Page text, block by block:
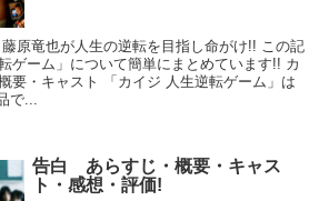
原竜也が人生の逆転を目指し命がけ!! この記
ゲーム」について簡単にまとめています!! カ
・キャスト 「カイジ 人生逆転ゲーム」は
で...
告白 あらすじ・概要・キャス
ト・感想・評価!